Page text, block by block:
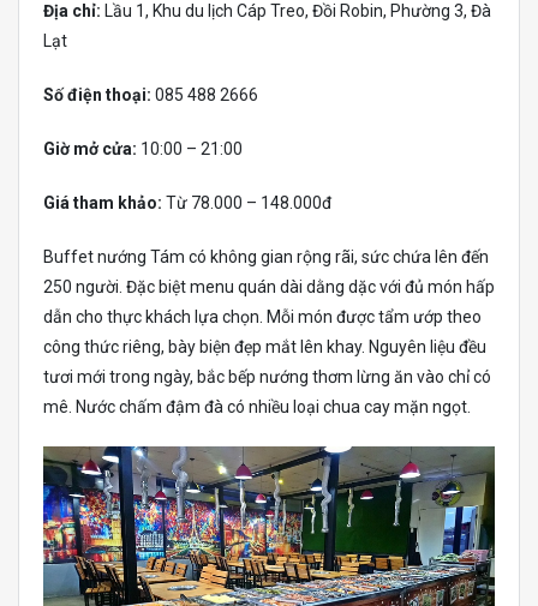
Địa chỉ: Lầu 1, Khu du lịch Cáp Treo, Đồi Robin, Phường 3, Đà
Lạt
Số điện thoại: 085 488 2666
Giờ mở cửa: 10:00 – 21:00
Giá tham khảo: Từ 78.000 – 148.000đ
Buffet nướng Tám có không gian rộng rãi, sức chứa lên đến
250 người. Đặc biệt menu quán dài dằng dặc với đủ món hấp
dẫn cho thực khách lựa chọn. Mỗi món được tẩm ướp theo
công thức riêng, bày biện đẹp mắt lên khay. Nguyên liệu đều
tươi mới trong ngày, bắc bếp nướng thơm lừng ăn vào chỉ có
mê. Nước chấm đậm đà có nhiều loại chua cay mặn ngọt.